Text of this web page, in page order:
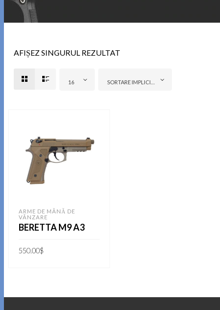
AFIȘEZ SINGURUL REZULTAT
16
ARME DE MÂNĂ DE
VÂNZARE
BERETTA M9 A3
550.00$